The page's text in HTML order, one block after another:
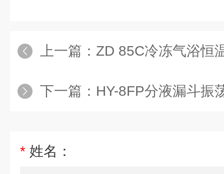
上一篇： ZD 85C冷冻气浴恒
下一篇： HY-8FP分液漏斗振
* 姓名：